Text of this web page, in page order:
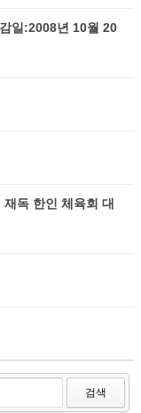
일:2008년 10월 20
독 한인 체육회 대
검색